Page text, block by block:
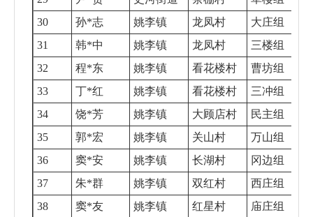
30
孙*志 姚李镇 龙凤村
大庄组
31
韩*中 姚李镇 龙凤村
三楼组
32
程*东 姚李镇 看花楼村
曹坊组
33
丁*红 姚李镇 看花楼村
三冲组
34
饶*芳 姚李镇 大顾店村
民主组
35
郭*宏 姚李镇 关山村
万山组
36
窦*安 姚李镇 长湖村
冈边组
37
朱*群 姚李镇 双红村
西庄组
38
窦*友 姚李镇 红星村
庙庄组